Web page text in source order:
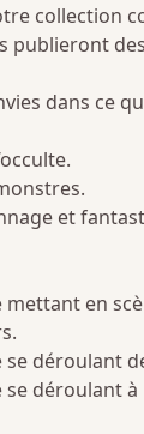
collection
publieront
dans ce
et
en
déroulant
déroulant